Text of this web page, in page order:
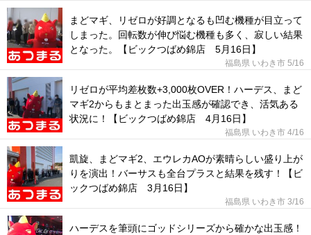
まどマギ、リゼロが好調となるも凹む機種が目立って
しまった。回転数が伸び悩む機種も多く、寂しい結果
となった。【ビックつばめ錦店 5月16日】
福島県 いわき市 5/16
リゼロが平均差枚数+3,000枚OVER！ハーデス、まど
マギ2からもまとまった出玉感が確認でき、活気ある
状況に！【ビックつばめ錦店 4月16日】
福島県 いわき市 4/16
凱旋、まどマギ2、エウレカAOが素晴らしい盛り上が
りを演出！バーサスも全台プラスと結果を残す！【ビ
ックつばめ錦店 3月16日】
福島県 いわき市 3/16
ハーデスを筆頭にゴッドシリーズから確かな出玉感！